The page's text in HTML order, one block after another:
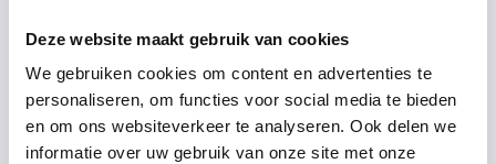
Deze website maakt gebruik van cookies
We gebruiken cookies om content en advertenties te
personaliseren, om functies voor social media te bieden
en om ons websiteverkeer te analyseren. Ook delen we
informatie over uw gebruik van onze site met onze
Zet in agenda